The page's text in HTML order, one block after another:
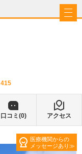
415
口コミ(0) アクセス
医療機関からの
メッセージあり